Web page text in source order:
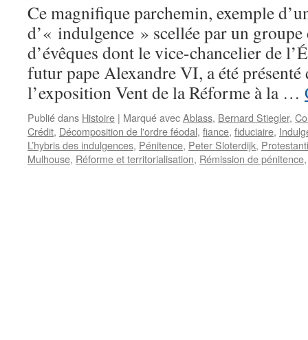
Ce magnifique parchemin, exemple
d’« indulgence » scellée par un
d’évêques dont le vice-chancelier de
futur pape Alexandre VI, a été présenté
l’exposition Vent de la Réforme à la …
Publié dans Histoire | Marqué avecAblass, Bernard Stiegler,
Crédit, Décomposition de l'ordre féodal, fiance, fiduciaire,
L’hybris des indulgences, Pénitence, Peter Sloterdijk,
Mulhouse, Réforme et territorialisation, Rémission de pénitence